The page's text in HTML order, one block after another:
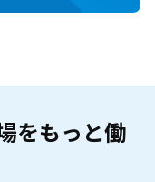
をもっと働